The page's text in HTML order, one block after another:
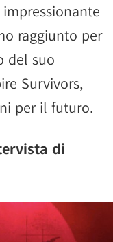
raggiunto per
del suo
Survivors,
per il futuro.
di